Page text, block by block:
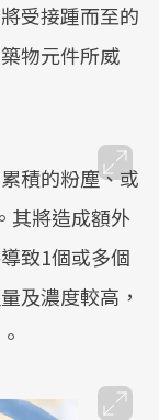
受接踵而至的
物元件所威
積的粉塵、或
其將造成額外
致1個或多個
及濃度較高，